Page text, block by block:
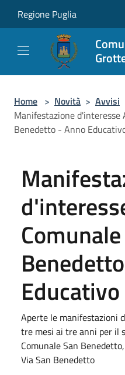
Regione Puglia
Home > Novità > Avvisi
Manifestazione d'interesse
Benedetto - Anno
Aperte le manifestazioni
tre mesi ai tre anni per il
Comunale San
Via San Benedetto